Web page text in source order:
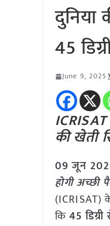
45
June 9, 2025
की खेती
09 जून
होगी अच्छी
(ICRISAT)
कि45